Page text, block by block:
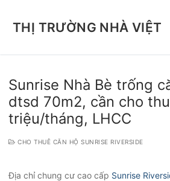
THỊ TRƯỜNG NHÀ VIỆT
Sunrise Nhà Bè trống
dtsd 70m2, cần cho
triệu/tháng, LHCC
CHO THUÊ CĂN HỘ SUNRISE RIVERSIDE
Địa chỉ chung cư cao cấp Sunrise